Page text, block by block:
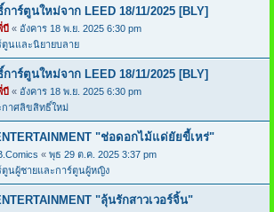
าร์ตูนใหม่จาก LEED 18/11/2025 [BLY]
บี « อังคาร 18 พ.ย. 2025 6:30 pm
ตูนและนิยายบลาย
าร์ตูนใหม่จาก LEED 18/11/2025 [BLY]
บี « อังคาร 18 พ.ย. 2025 6:30 pm
กาศลิขสิทธิ์ใหม่
"ช่อดอกไม้แด่ยัยขี้เหร่"
« พุธ 29 ต.ค. 2025 3:37 pm
ตูนผู้ชายและการ์ตูนผู้หญิง
"ลุ้นรักสาวเวอร์จิ้น"